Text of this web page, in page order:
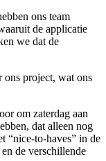
ons team
de applicatie
we dat de
ons project, wat ons
om zaterdag aan
dat alleen nog
“nice-to-haves” in de
de verschillende